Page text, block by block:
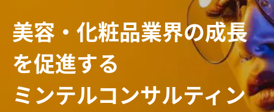
美容・化粧品業界の成長
を促進する
ミンテルコンサルティン